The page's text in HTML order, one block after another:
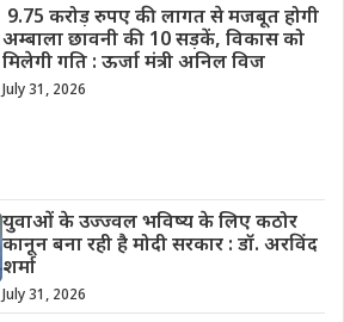
9.75 करोड़ रुपए की लागत से मजबूत होगी
अम्बाला छावनी की 10 सड़कें, विकास को
मिलेगी गति : ऊर्जा मंत्री अनिल विज
July 31, 2026
युवाओं के उज्ज्वल भविष्य के लिए कठोर
कानून बना रही है मोदी सरकार : डॉ. अरविंद
शर्मा
July 31, 2026